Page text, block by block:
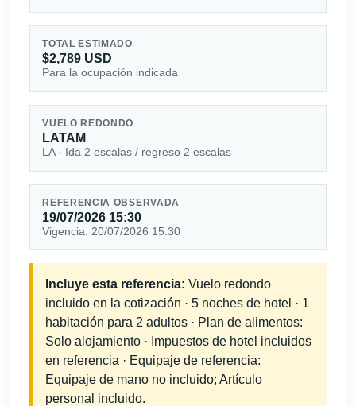
TOTAL ESTIMADO
$2,789 USD
Para la ocupación indicada
VUELO REDONDO
LATAM
LA · Ida 2 escalas / regreso 2 escalas
REFERENCIA OBSERVADA
19/07/2026 15:30
Vigencia: 20/07/2026 15:30
Incluye esta referencia: Vuelo redondo
incluido en la cotización · 5 noches de hotel · 1
habitación para 2 adultos · Plan de alimentos:
Solo alojamiento · Impuestos de hotel incluidos
en referencia · Equipaje de referencia:
Equipaje de mano no incluido; Artículo
personal incluido.